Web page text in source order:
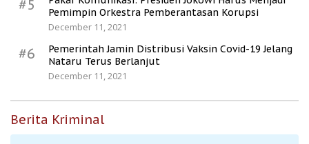
#5
Pemimpin Orkestra Pemberantasan Korupsi
December 11, 2021
#6
Pemerintah Jamin Distribusi Vaksin Covid-19 Jelang
Nataru Terus Berlanjut
December 11, 2021
Berita Kriminal